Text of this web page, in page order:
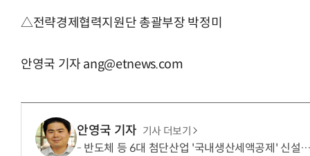
△전략경제협력지원단 총괄부장 박정미
안영국 기자 ang@etnews.com
안영국 기자 기사 더보기
반도체 등 6대 첨단산업 '국내생산세액공제' 신설